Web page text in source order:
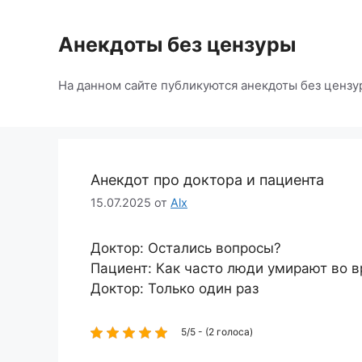
содержимомуАнекдоты без цензуры
На данном сайте публикуются анекдоты без
Анекдот про доктора и пациента
15.07.2025 от Alx
Доктор: Остались вопросы?
Пациент: Как часто люди умирают во
Доктор: Только один раз
5/5 - (2 голоса)